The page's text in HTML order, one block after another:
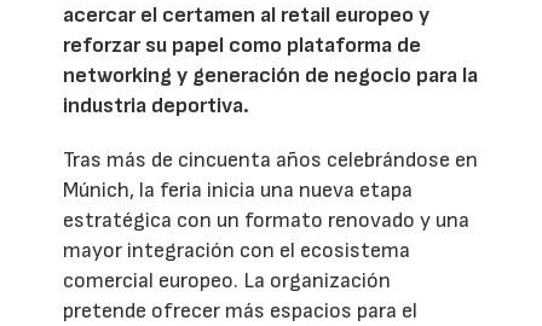
acercar el certamen al retail europeo y
reforzar su papel como plataforma de
networking y generación de negocio para la
industria deportiva.
Tras más de cincuenta años celebrándose en
Múnich, la feria inicia una nueva etapa
estratégica con un formato renovado y una
mayor integración con el ecosistema
comercial europeo. La organización
pretende ofrecer más espacios para el